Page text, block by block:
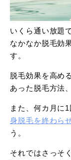
いくら通い放題
なかなか脱毛効
す。
脱毛効果を高め
あった脱毛方法
また、何カ月に
身脱毛を終わら
う。
それではさっそ